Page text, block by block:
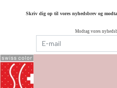
Skriv dig op til vores nyhedsbrev og
Modtag vores